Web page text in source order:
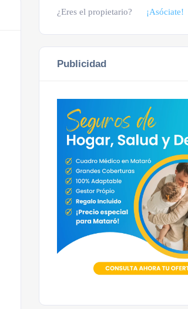
¿Eres el propietario? ¡Asóciate!
Publicidad